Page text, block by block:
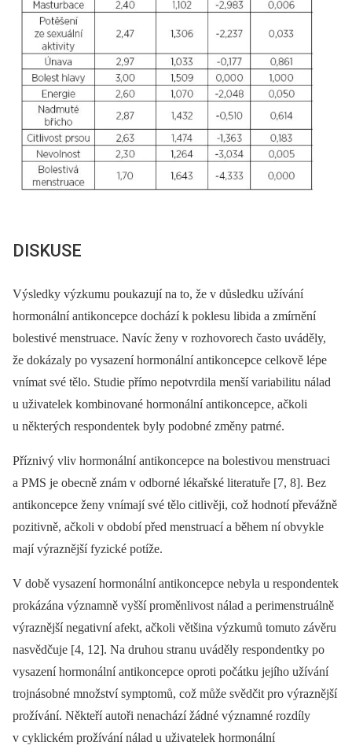
DISKUSE
Výsledky výzkumu poukazují na to, že v důsledku užívání
hormonální antikoncepce dochází k poklesu libida a zmírnění
bolestivé menstruace. Navíc ženy v rozhovorech často uváděly,
že dokázaly po vysazení hormonální antikoncepce celkově lépe
vnímat své tělo. Studie přímo nepotvrdila menší variabilitu nálad
u uživatelek kombinované hormonální antikoncepce, ačkoli
u některých respondentek byly podobné změny patrné.
Příznivý vliv hormonální antikoncepce na bolestivou menstruaci
a PMS je obecně znám v odborné lékařské literatuře [7, 8]. Bez
antikoncepce ženy vnímají své tělo citlivěji, což hodnotí převážně
pozitivně, ačkoli v období před menstruací a během ní obvykle
mají výraznější fyzické potíže.
V době vysazení hormonální antikoncepce nebyla u respondentek
prokázána významně vyšší proměnlivost nálad a perimenstruálně
výraznější negativní afekt, ačkoli většina výzkumů tomuto závěru
nasvědčuje [4, 12]. Na druhou stranu uváděly respondentky po
vysazení hormonální antikoncepce oproti počátku jejího užívání
trojnásobné množství symptomů, což může svědčit pro výraznější
prožívání. Někteří autoři nenachází žádné významné rozdíly
v cyklickém prožívání nálad u uživatelek hormonální